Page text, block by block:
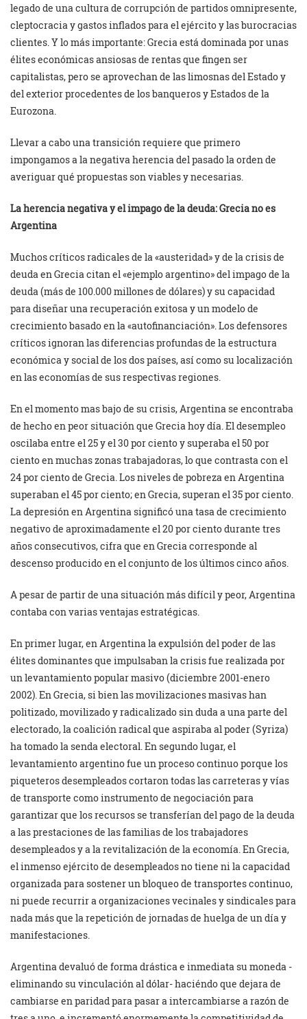
legado de una cultura de corrupción de partidos omnipresente,
cleptocracia y gastos inflados para el ejército y las burocracias
clientes. Y lo más importante: Grecia está dominada por unas
élites económicas ansiosas de rentas que fingen ser
capitalistas, pero se aprovechan de las limosnas del Estado y
del exterior procedentes de los banqueros y Estados de la
Eurozona.
Llevar a cabo una transición requiere que primero
impongamos a la negativa herencia del pasado la orden de
averiguar qué propuestas son viables y necesarias.
La herencia negativa y el impago de la deuda: Grecia no es
Argentina
Muchos críticos radicales de la «austeridad» y de la crisis de
deuda en Grecia citan el «ejemplo argentino» del impago de la
deuda (más de 100.000 millones de dólares) y su capacidad
para diseñar una recuperación exitosa y un modelo de
crecimiento basado en la «autofinanciación». Los defensores
críticos ignoran las diferencias profundas de la estructura
económica y social de los dos países, así como su localización
en las economías de sus respectivas regiones.
En el momento mas bajo de su crisis, Argentina se encontraba
de hecho en peor situación que Grecia hoy día. El desempleo
oscilaba entre el 25 y el 30 por ciento y superaba el 50 por
ciento en muchas zonas trabajadoras, lo que contrasta con el
24 por ciento de Grecia. Los niveles de pobreza en Argentina
superaban el 45 por ciento; en Grecia, superan el 35 por ciento.
La depresión en Argentina significó una tasa de crecimiento
negativo de aproximadamente el 20 por ciento durante tres
años consecutivos, cifra que en Grecia corresponde al
descenso producido en el conjunto de los últimos cinco años.
A pesar de partir de una situación más difícil y peor, Argentina
contaba con varias ventajas estratégicas.
En primer lugar, en Argentina la expulsión del poder de las
élites dominantes que impulsaban la crisis fue realizada por
un levantamiento popular masivo (diciembre 2001-enero
2002). En Grecia, si bien las movilizaciones masivas han
politizado, movilizado y radicalizado sin duda a una parte del
electorado, la coalición radical que aspiraba al poder (Syriza)
ha tomado la senda electoral. En segundo lugar, el
levantamiento argentino fue un proceso continuo porque los
piqueteros desempleados cortaron todas las carreteras y vías
de transporte como instrumento de negociación para
garantizar que los recursos se transferían del pago de la deuda
a las prestaciones de las familias de los trabajadores
desempleados y a la revitalización de la economía. En Grecia,
el inmenso ejército de desempleados no tiene ni la capacidad
organizada para sostener un bloqueo de transportes continuo,
ni puede recurrir a organizaciones vecinales y sindicales para
nada más que la repetición de jornadas de huelga de un día y
manifestaciones.
Argentina devaluó de forma drástica e inmediata su moneda -
eliminando su vinculación al dólar- haciéndo que dejara de
cambiarse en paridad para pasar a intercambiarse a razón de